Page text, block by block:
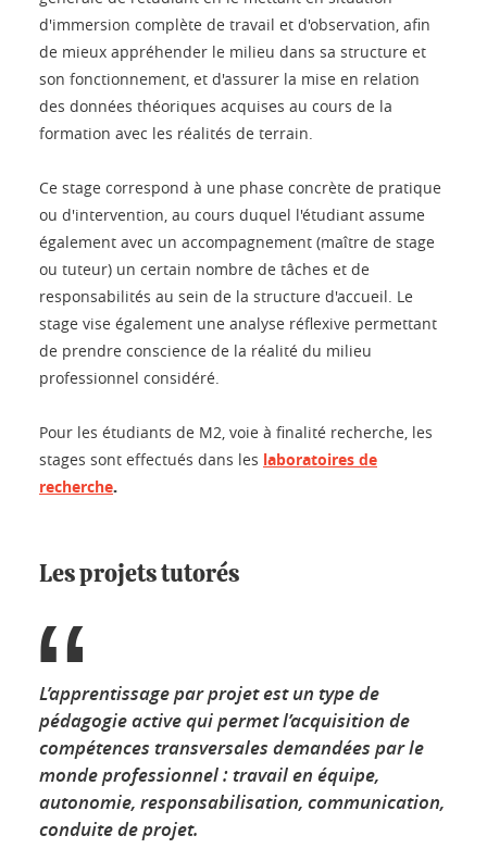
d'immersion complète de travail et d'observation, afin
de mieux appréhender le milieu dans sa structure et
son fonctionnement, et d'assurer la mise en relation
des données théoriques acquises au cours de la
formation avec les réalités de terrain.
Ce stage correspond à une phase concrète de pratique
ou d'intervention, au cours duquel l'étudiant assume
également avec un accompagnement (maître de stage
ou tuteur) un certain nombre de tâches et de
responsabilités au sein de la structure d'accueil. Le
stage vise également une analyse réflexive permettant
de prendre conscience de la réalité du milieu
professionnel considéré.
Pour les étudiants de M2, voie à finalité recherche, les
stages sont effectués dans les laboratoires de
recherche.
Les projets tutorés
L’apprentissage par projet est un type de
pédagogie active qui permet l’acquisition de
compétences transversales demandées par le
monde professionnel : travail en équipe,
autonomie, responsabilisation, communication,
conduite de projet.